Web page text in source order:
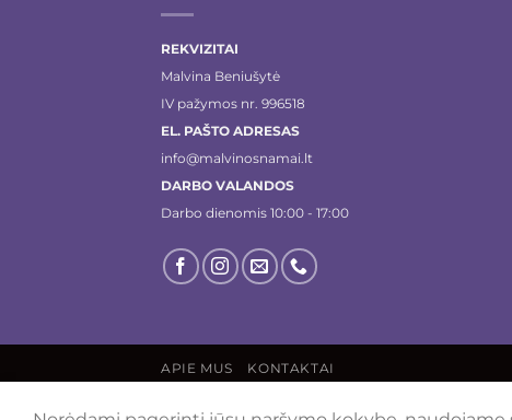
REKVIZITAI
Malvina Beniušytė
IV pažymos nr. 996518
EL. PAŠTO ADRESAS
info@malvinosnamai.lt
DARBO VALANDOS
Darbo dienomis 10:00 - 17:00
APIE MUS KONTAKTAI